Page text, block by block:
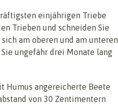
einjährigen Triebe
Trieben und schneiden Sie
am oberen und am unteren
ungefähr drei Monate lang
Humus angereicherte Beete
von 30 Zentimentern